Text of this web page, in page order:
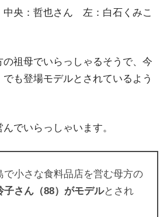
央：哲也さん 左：白石くみこ
祖母でいらっしゃるそうで、今
も登場モデルとされているよう
でいらっしゃいます。
で小さな食料品店を営む母方の
子さん（88）がモデルとされ